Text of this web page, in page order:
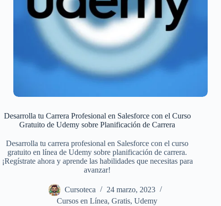
Desarrolla tu Carrera Profesional en Salesforce con el Curso
Gratuito de Udemy sobre Planificación de Carrera
Desarrolla tu carrera profesional en Salesforce con el curso
gratuito en línea de Udemy sobre planificación de carrera.
¡Regístrate ahora y aprende las habilidades que necesitas para
avanzar!
Cursoteca
24 marzo, 2023
Cursos en Línea,Gratis,Udemy